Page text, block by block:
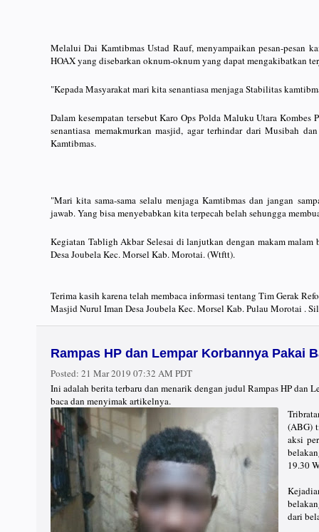
Melalui Dai Kamtibmas Ustad Rauf, menyampaikan pesan-pesan
HOAX yang disebarkan oknum-oknum yang dapat mengakibatkan
"Kepada Masyarakat mari kita senantiasa menjaga Stabilitas
Dalam kesempatan tersebut Karo Ops Polda Maluku Utara
senantiasa memakmurkan masjid, agar terhindar dari Musibah
Kamtibmas.
"Mari kita sama-sama selalu menjaga Kamtibmas dan jangan
jawab. Yang bisa menyebabkan kita terpecah belah sehungga
Kegiatan Tabligh Akbar Selesai di lanjutkan dengan makam
Desa Joubela Kec. Morsel Kab. Morotai. (Wtftt).
Terima kasih karena telah membaca informasi tentang Tim Gerak
Masjid Nurul Iman Desa Joubela Kec. Morsel Kab. Pulau Morotai .
Rampas HP dan Lempar Korbannya Pakai
Posted: 21 Mar 2019 07:32 AM PDT
Ini adalah berita terbaru dan menarik dengan judul Rampas HP dan
baca dan menyimak artikelnya.
(ABG)
aksi
19.30
dari